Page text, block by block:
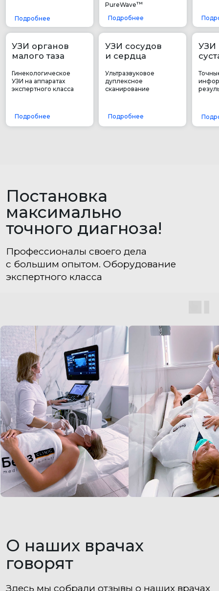
с большим опытом. Оборудование
экспертного класса
Здесь мы собрали отзывы о наших врачах
О наших врачах
говорят